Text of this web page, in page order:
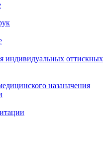
индивидуальных оттискных
назаначения